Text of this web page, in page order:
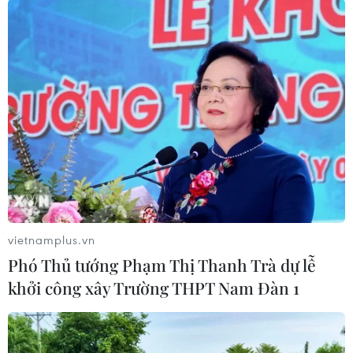
giảm, chủ yếu là các bệnh nhân tai nạn giao
thông. Đặc biệt, bệnh nhân ở tuyến dưới chuyển
lên ít hơn, thường các bệnh viện chỉ chuyển các
bệnh nhân nặng. Đội cấp cứu ngoại viện của
bệnh viện luôn sẵn sàng cho các tình huống
khẩn cấp.”
vietnamplus.vn
Phó Thủ tướng Phạm Thị Thanh Trà dự lễ
khởi công xây Trường THPT Nam Đàn 1